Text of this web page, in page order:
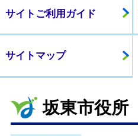
サイトご利用ガイド
サイトマップ
坂東市役所